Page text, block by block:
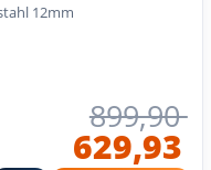
12mm
899,90
629,93